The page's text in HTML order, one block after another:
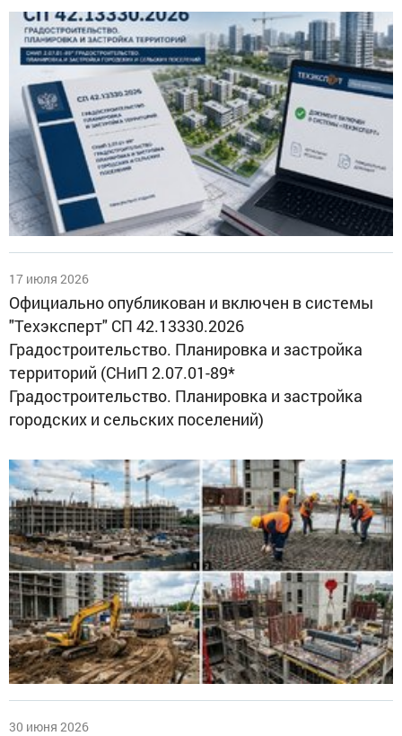
17 июля 2026
Официально опубликован и включен в системы
"Техэксперт" СП 42.13330.2026
Градостроительство. Планировка и застройка
территорий (СНиП 2.07.01-89*
Градостроительство. Планировка и застройка
городских и сельских поселений)
30 июня 2026